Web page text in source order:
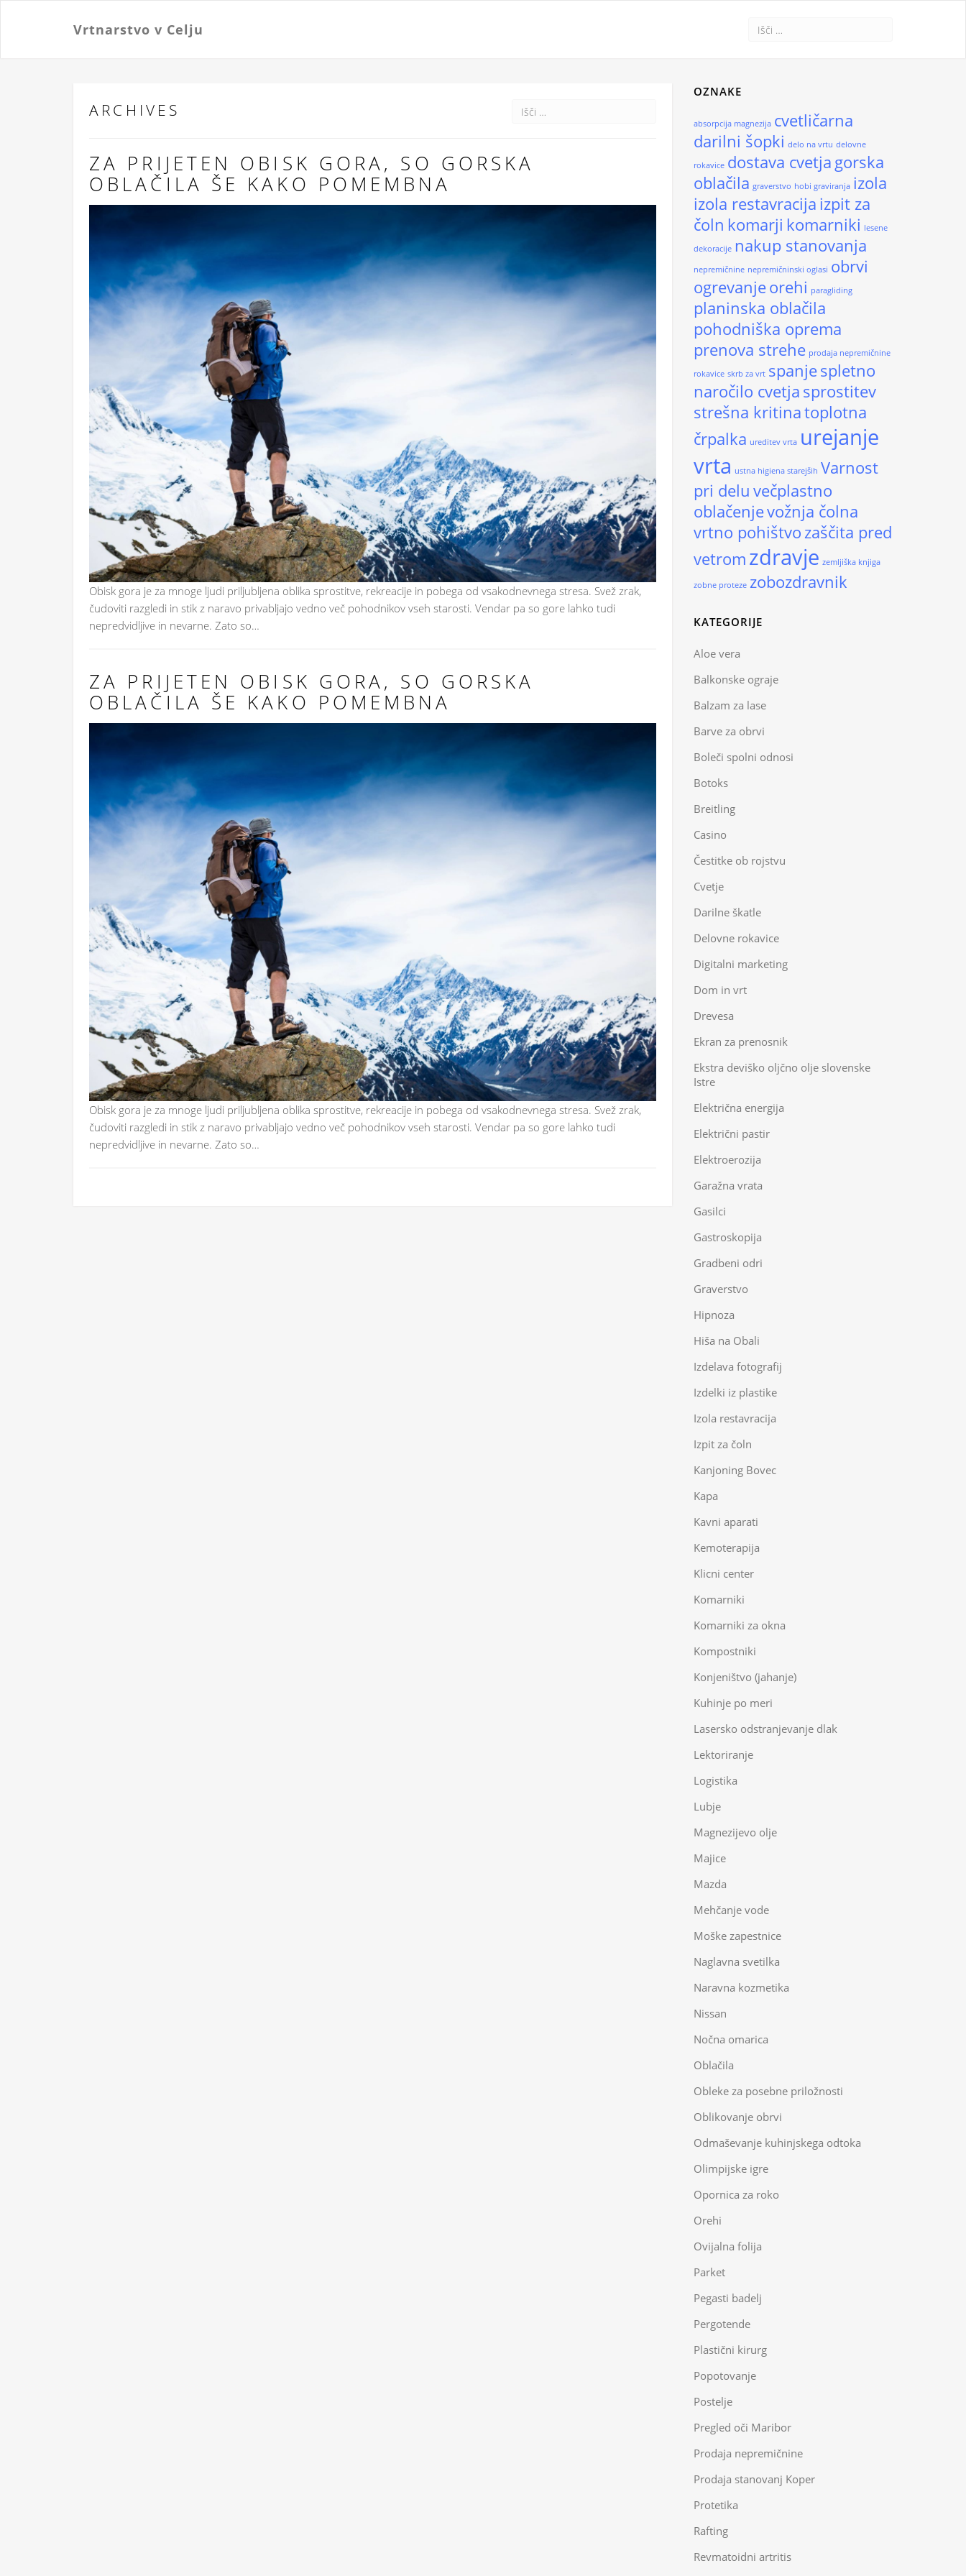
Vrtnarstvo v Celju
ARCHIVES
ZA PRIJETEN OBISK GORA, SO GORSKA
OBLAČILA ŠE KAKO POMEMBNA
Obisk gora je za mnoge ljudi priljubljena oblika sprostitve, rekreacije in pobega od vsakodnevnega stresa. Svež zrak,
čudoviti razgledi in stik z naravo privabljajo vedno več pohodnikov vseh starosti. Vendar pa so gore lahko tudi
nepredvidljive in nevarne. Zato so…
ZA PRIJETEN OBISK GORA, SO GORSKA
OBLAČILA ŠE KAKO POMEMBNA
Obisk gora je za mnoge ljudi priljubljena oblika sprostitve, rekreacije in pobega od vsakodnevnega stresa. Svež zrak,
čudoviti razgledi in stik z naravo privabljajo vedno več pohodnikov vseh starosti. Vendar pa so gore lahko tudi
nepredvidljive in nevarne. Zato so…
OZNAKE
absorpcija magnezija cvetličarna
darilni šopki delo na vrtu delovne
rokavice dostava cvetja gorska
oblačila graverstvo hobi graviranja izola
izola restavracija izpit za
čoln komarji komarniki lesene
dekoracije nakup stanovanja
nepremičnine nepremičninski oglasi obrvi
ogrevanjeorehi paragliding
planinska oblačila
pohodniška oprema
prenova strehe prodaja nepremičnine
rokavice skrb za vrt spanjespletno
naročilo cvetja sprostitev
strešna kritinatoplotna
črpalka ureditev vrta urejanje
vrta ustna higiena starejših Varnost
pri delu večplastno
oblačenjevožnja čolna
vrtno pohištvo zaščita pred
vetrom zdravje zemljiška knjiga
zobne proteze zobozdravnik
KATEGORIJE
Aloe vera
Balkonske ograje
Balzam za lase
Barve za obrvi
Boleči spolni odnosi
Botoks
Breitling
Casino
Čestitke ob rojstvu
Cvetje
Darilne škatle
Delovne rokavice
Digitalni marketing
Dom in vrt
Drevesa
Ekran za prenosnik
Ekstra deviško oljčno olje slovenske
Istre
Električna energija
Električni pastir
Elektroerozija
Garažna vrata
Gasilci
Gastroskopija
Gradbeni odri
Graverstvo
Hipnoza
Hiša na Obali
Izdelava fotografij
Izdelki iz plastike
Izola restavracija
Izpit za čoln
Kanjoning Bovec
Kapa
Kavni aparati
Kemoterapija
Klicni center
Komarniki
Komarniki za okna
Kompostniki
Konjeništvo (jahanje)
Kuhinje po meri
Lasersko odstranjevanje dlak
Lektoriranje
Logistika
Lubje
Magnezijevo olje
Majice
Mazda
Mehčanje vode
Moške zapestnice
Naglavna svetilka
Naravna kozmetika
Nissan
Nočna omarica
Oblačila
Obleke za posebne priložnosti
Oblikovanje obrvi
Odmaševanje kuhinjskega odtoka
Olimpijske igre
Opornica za roko
Orehi
Ovijalna folija
Parket
Pegasti badelj
Pergotende
Plastični kirurg
Popotovanje
Postelje
Pregled oči Maribor
Prodaja nepremičnine
Prodaja stanovanj Koper
Protetika
Rafting
Revmatoidni artritis